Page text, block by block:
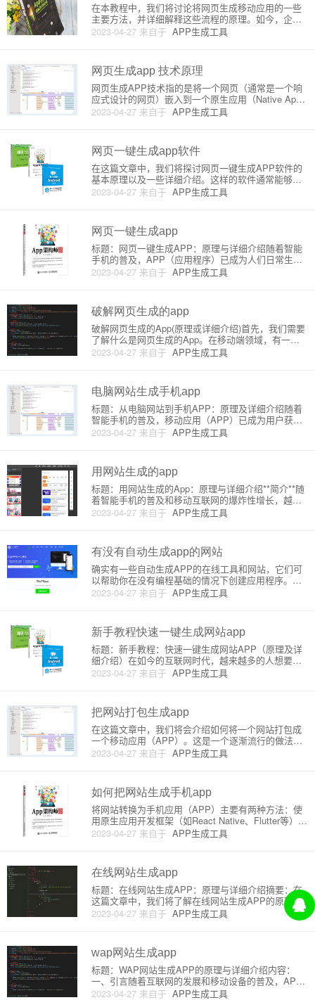
2023-04-27 来自于 APP生成工具
在本教程中，我们将讨论将网页生成移动应用的一些
主要方法，并详细解释这些流程的原理。如今，企业
和开发者为了将其业务推广至更广泛的受众群体，都
在迈向手机应用市场。而将网页转换为移动应用不仅
度。以下是一些最为常见的网
网页生成app 技术原理
2023-04-27 来自于 APP生成工具
网页生成APP技术指的是将一个网页（通常是一个响
应式设计的网页）嵌入到一个原生应用（Native Ap
p）中，使之具有应用程序的特性。这种技术常常利用
WebView控件实现，它为网页与原生应用提供了一个
富、界面
网页一键生成app软件
2023-04-27 来自于 APP生成工具
在这篇文章中，我们将探讨网页一键生成APP软件的
基本原理以及一些详细介绍。这样的软件通常能够帮
助非程序员或不熟悉移动应用开发技术的用户快速将
现有网站转换成移动应用程序。#### 原理网页一键生
移动
网页一键生成app
2023-04-27 来自于 APP生成工具
标题：网页一键生成APP：原理与详细介绍随着智能
手机的普及，APP（应用程序）已成为人们日常生活
中不可或缺的一部分。然而，针对于那些仅需基于网
页功能的个人或企业，创建APP可能会带来不必要的
就进入了我们的视野
破解网页生成的app
2023-04-27 来自于 APP生成工具
破解网页生成的App(原理或详细介绍)首先，我们需要
了解什么是网页生成的App。在移动端领域，有一种
开发方式被称为“混合应用开发”。混合应用简单来说就
是将网页用原生应用的壳包装起来，然后在移动设备
L、CSS和
电脑网站生成手机app
2023-04-27 来自于 APP生成工具
标题：从电脑网站到手机APP：原理及详细介绍随着
智能手机的普及，移动应用（APP）已成为用户获取
信息与服务的主要途径。因此，许多电脑网站也纷纷
转型成手机APP，以满足用户需求。在这篇文章中，
绍。文章将包括以下
用网站生成的app
2023-04-27 来自于 APP生成工具
标题：用网站生成的App：原理与详细介绍**简介**随
着智能手机的普及和移动互联网的爆炸性增长，越来
越多的人倾向于在手机端使用App。由于原生App（N
ative App）开发成本较高，很多中小企业和个人开发
有没有自动生成app的网站
2023-04-27 来自于 APP生成工具
确实有一些自动生成APP的在线工具和网站，它们可
以帮助你在没有编程基础的情况下创建应用程序。这
些网站通常提供图形化的界面，让用户可以轻松地选
择不同的功能、设计元素以及创建应用程序所需的各
选功能打包进应用程序中，
新手教程快速一键生成网站app
2023-04-27 来自于 APP生成工具
标题：新手教程：快速一键生成网站APP（原理及详
细介绍）在如今的互联网时代，越来越多的人想要通
过自己的网站分享信息、销售产品或提供服务。随着
移动端用户的迅速增长，拥有一个可以在手机、平板
求。本教程将为新手介绍一
把网站打包生成app
2023-04-27 来自于 APP生成工具
在这篇文章中，我们将会介绍如何将一个网站打包成
一个移动应用（APP）。这是一个逐渐流行的做法，
因为许多开发者希望建立跨平台的应用程序，而网站
项目往往已经具备了大部分功能。这样的方法可以节
我们将详细介绍将网站转换
如何把网站生成手机app
2023-04-27 来自于 APP生成工具
将网站转换为手机应用（APP）主要有两种方法：使
用原生应用开发框架（如React Native、Flutter等）或
使用Web视图（WebView）的混合应用方法。以下是
这两种方法的详细介绍：一、使用原生应用开发框架
在线网站生成app
2023-04-27 来自于 APP生成工具
标题：在线网站生成APP：原理与详细介绍摘要：在
这篇文章中，我们将了解在线网站生成APP的原理和
详细介绍。该过程可以让您轻松地将您的网站转换为A
PP，并使其适用于移动设备。目录1. 什么是在线网站
wap网站生成app
2023-04-27 来自于 APP生成工具
标题：WAP网站生成APP的原理与详细介绍内容：
一、引言随着互联网的发展和移动设备的普及，APP
和WAP网站已成为用户获取信息和服务的重要平台。